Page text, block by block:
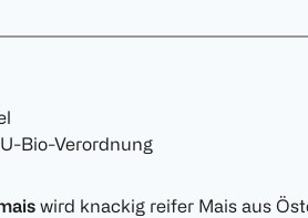
Bio-Verordnung
wird knackig reifer Mais aus